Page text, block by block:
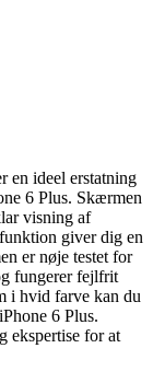
en ideel erstatning
6 Plus. Skærmen
visning af
giver dig en
er nøje testet for
fungerer fejlfrit
i hvid farve kan du
6 Plus.
ekspertise for at